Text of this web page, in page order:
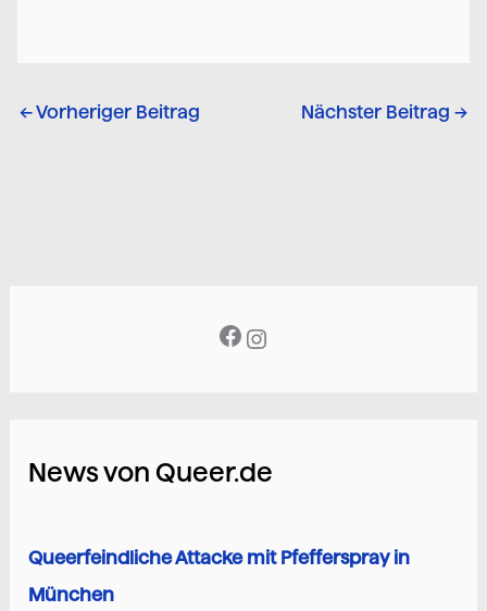
←Vorheriger Beitrag Nächster Beitrag →
News von Queer.de
Queerfeindliche Attacke mit Pfefferspray in
München